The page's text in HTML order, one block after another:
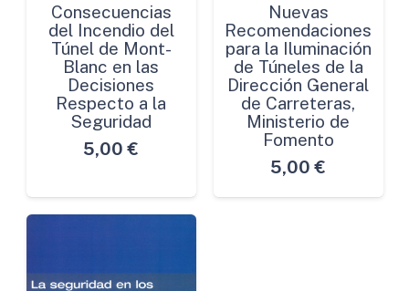
Consecuencias
del Incendio del
Túnel de Mont-
Blanc en las
Decisiones
Respecto a la
Seguridad
5,00 €
Nuevas
Recomendaciones
para la Iluminación
de Túneles de la
Dirección General
de Carreteras,
Ministerio de
Fomento
5,00 €